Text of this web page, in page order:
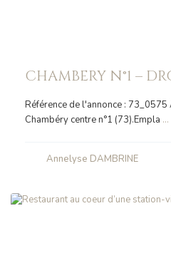
CHAMBERY N°1 –
Référence de l'annonce : 73_0575
Chambéry centre n°1 (73).Empla ...
Annelyse DAMBRINE